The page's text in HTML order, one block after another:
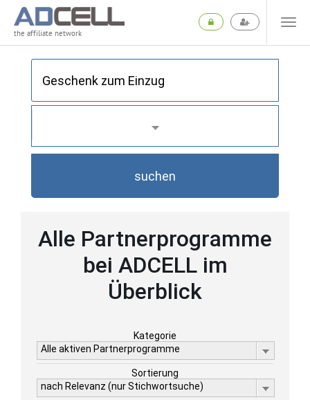
the affiliate network
suchen
Alle Partnerprogramme
bei ADCELL im
Überblick
Kategorie
Alle aktiven Partnerprogramme
Sortierung
nach Relevanz (nur Stichwortsuche)